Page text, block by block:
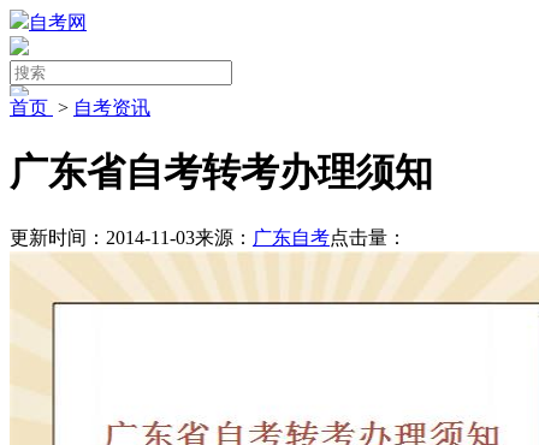
自考网
首页 > 自考资讯
广东省自考转考办理须知
更新时间：2014-11-03来源： 广东自考点击量：